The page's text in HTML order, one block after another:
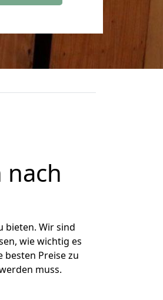
bieten. Wir sind
wie wichtig es
besten Preise zu
muss.